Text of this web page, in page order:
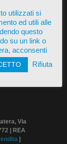
Via
| REA
utilizzati si
ed utili alle
questo
su un link o
acconsenti
Rifiuta